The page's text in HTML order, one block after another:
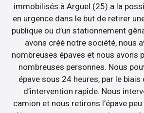
immobilisés à Arguel (25) a la
en urgence dans le but de retirer
publique ou d’un stationnement
avons créé notre société, nous
nombreuses épaves et nous avons
nombreuses personnes. Nous
épave sous 24 heures, par le
d’intervention rapide. Nous
camion et nous retirons l’épave